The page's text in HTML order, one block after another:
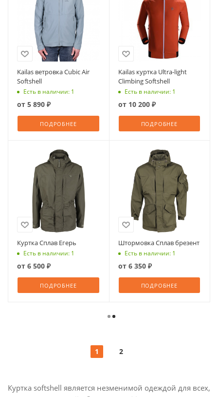
Kailas ветровка Cubic Air
Softshell
Есть в наличии: 1
от 5 890 ₽
ПОДРОБНЕЕ
Kailas куртка Ultra-light
Climbing Softshell
Есть в наличии: 1
от 10 200 ₽
ПОДРОБНЕЕ
Куртка Сплав Егерь
Есть в наличии: 1
от 6 500 ₽
ПОДРОБНЕЕ
Штормовка Сплав брезент
Есть в наличии: 1
от 6 350 ₽
ПОДРОБНЕЕ
1 2
Куртка softshell является незменимой одеждой для всех,